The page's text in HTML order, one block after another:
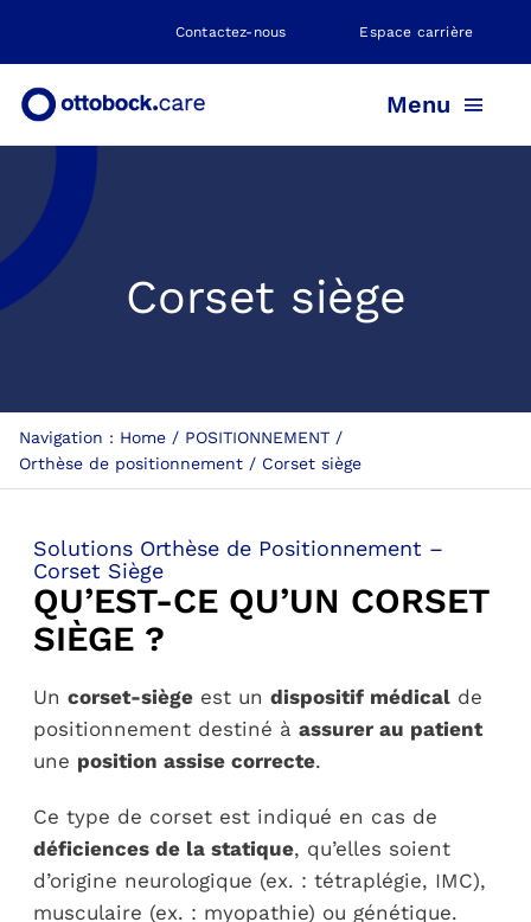
Contactez-nous Espace carrière
Menu
PROTHÈSE
ORTHÈSE
NEUROMOBILITÉ
PARCOURS PATIENT
Corset siège
Navigation : Home
POSITIONNEMENT
Orthèse de positionnement
Corset siège
Solutions Orthèse de Positionnement –
Corset Siège
QU’EST-CE QU’UN CORSET
SIÈGE ?
Un corset-siègeest un dispositif médicalde
positionnement destiné à assurer au patient
une position assise correcte.
Ce type de corset est indiqué en cas de
déficiences de la statique, qu’elles soient
d’origine neurologique (ex. : tétraplégie, IMC),
musculaire (ex. : myopathie) ou génétique.